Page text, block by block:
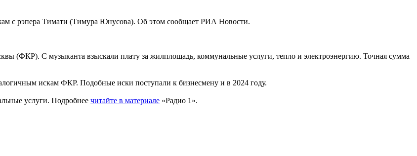
с рэпера Тимати (Тимура Юнусова). Об этом сообщает РИА Новости.
(ФКР). С музыканта взыскали плату за жилплощадь, коммунальные услуги, тепло и электроэнергию. Точная сумма
искам ФКР. Подобные иски поступали к бизнесмену и в 2024 году.
услуги. Подробнее читайте в материале «Радио 1».